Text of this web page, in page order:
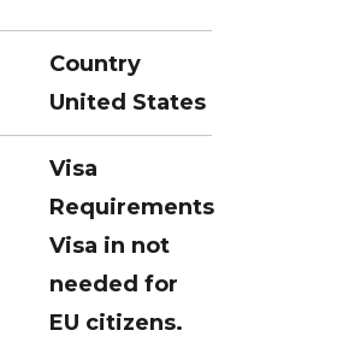
Country
United States
Visa
Requirements
Visa in not
needed for
EU citizens.